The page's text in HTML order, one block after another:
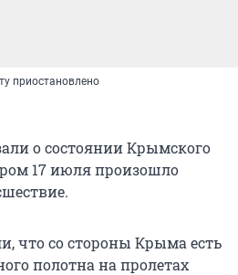
приостановлено
о состоянии Крымского
17 июля произошло
что со стороны Крыма есть
полотна на пролетах